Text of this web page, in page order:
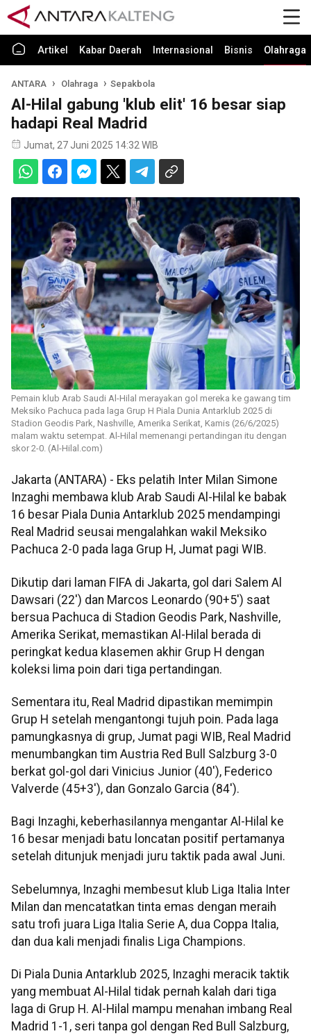
Artikel Kabar Daerah Internasional Bisnis Olahraga
ANTARA Olahraga Sepakbola
Al-Hilal gabung 'klub elit' 16 besar siap
hadapi Real Madrid
Jumat, 27 Juni 2025 14:32 WIB
Pemain klub Arab Saudi Al-Hilal merayakan gol mereka ke gawang tim
Meksiko Pachuca pada laga Grup H Piala Dunia Antarklub 2025 di
Stadion Geodis Park, Nashville, Amerika Serikat, Kamis (26/6/2025)
malam waktu setempat. Al-Hilal memenangi pertandingan itu dengan
skor 2-0. (Al-Hilal.com)
Jakarta (ANTARA) - Eks pelatih Inter Milan Simone
Inzaghi membawa klub Arab Saudi Al-Hilal ke babak
16 besar Piala Dunia Antarklub 2025 mendampingi
Real Madrid seusai mengalahkan wakil Meksiko
Pachuca 2-0 pada laga Grup H, Jumat pagi WIB.
Dikutip dari laman FIFA di Jakarta, gol dari Salem Al
Dawsari (22') dan Marcos Leonardo (90+5') saat
bersua Pachuca di Stadion Geodis Park, Nashville,
Amerika Serikat, memastikan Al-Hilal berada di
peringkat kedua klasemen akhir Grup H dengan
koleksi lima poin dari tiga pertandingan.
Sementara itu, Real Madrid dipastikan memimpin
Grup H setelah mengantongi tujuh poin. Pada laga
pamungkasnya di grup, Jumat pagi WIB, Real Madrid
menumbangkan tim Austria Red Bull Salzburg 3-0
berkat gol-gol dari Vinicius Junior (40'), Federico
Valverde (45+3'), dan Gonzalo Garcia (84').
Bagi Inzaghi, keberhasilannya mengantar Al-Hilal ke
16 besar menjadi batu loncatan positif pertamanya
setelah ditunjuk menjadi juru taktik pada awal Juni.
Sebelumnya, Inzaghi membesut klub Liga Italia Inter
Milan dan mencatatkan tinta emas dengan meraih
satu trofi juara Liga Italia Serie A, dua Coppa Italia,
dan dua kali menjadi finalis Liga Champions.
Di Piala Dunia Antarklub 2025, Inzaghi meracik taktik
yang membuat Al-Hilal tidak pernah kalah dari tiga
laga di Grup H. Al-Hilal mampu menahan imbang Real
Madrid 1-1, seri tanpa gol dengan Red Bull Salzburg,